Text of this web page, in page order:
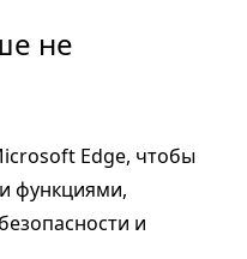
не
Edge, чтобы
функциями,
и